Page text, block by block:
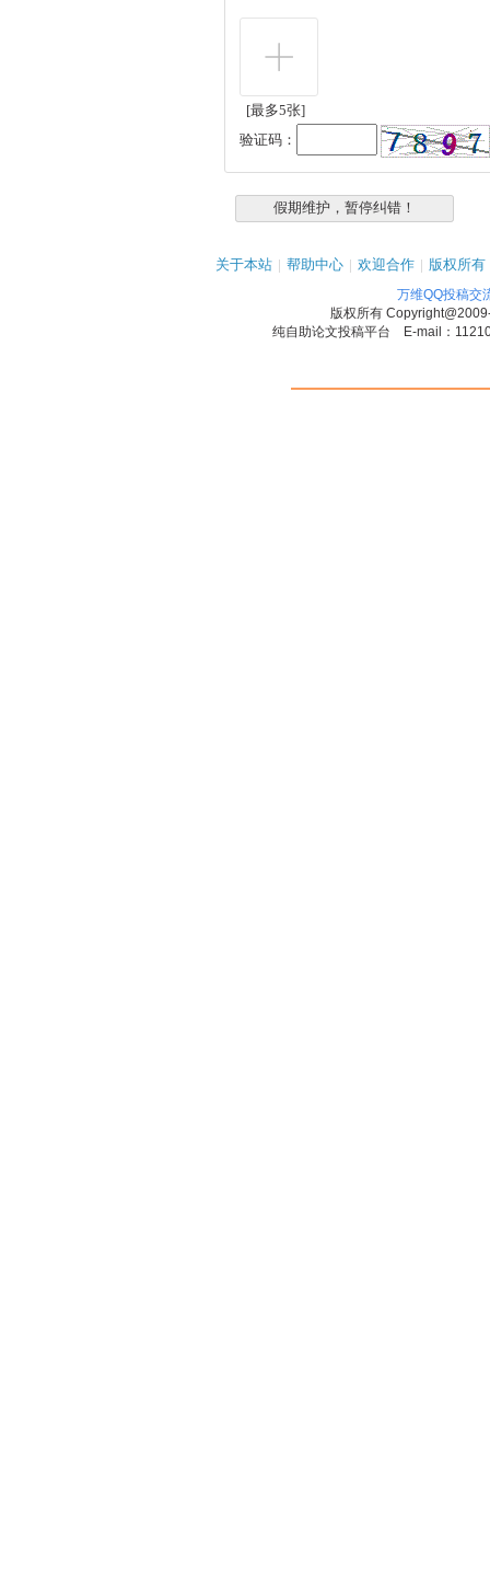
[最多5张]
验证码：
关于本站 | 帮助中心 | 欢迎合作 | 版权所有
万维QQ投稿交
版权所有
纯自助论文投稿平台 E-mail：